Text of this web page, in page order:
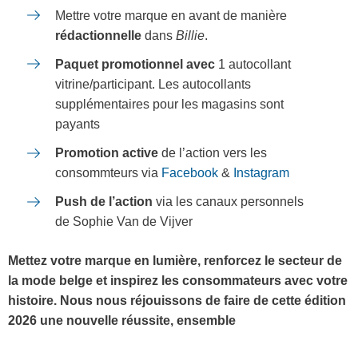
Mettre votre marque en avant de manière
rédactionnelle dans Billie.
Paquet promotionnel avec 1 autocollant
vitrine/participant. Les autocollants
supplémentaires pour les magasins sont
payants
Promotion active de l’action vers les
consommteurs via Facebook & Instagram
Push de l’action via les canaux personnels
de Sophie Van de Vijver
Mettez votre marque en lumière, renforcez le secteur de
la mode belge et inspirez les consommateurs avec votre
histoire. Nous nous réjouissons de faire de cette édition
2026 une nouvelle réussite, ensemble